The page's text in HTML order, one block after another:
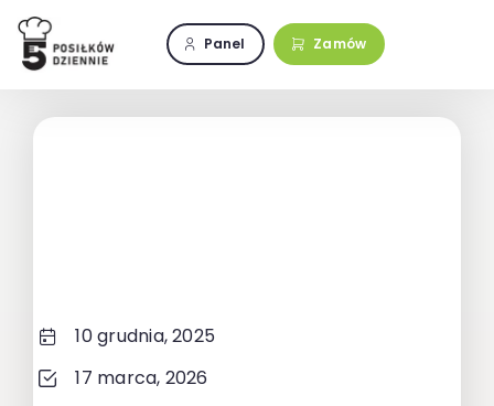
Przejdź
zawartości
Panel Zamów
10 grudnia, 2025
17 marca, 2026